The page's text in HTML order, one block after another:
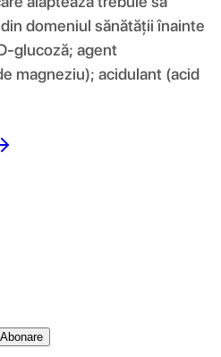
domeniul sănătății înainte
glucoză; agent
magneziu); acidulant (acid
Abonare